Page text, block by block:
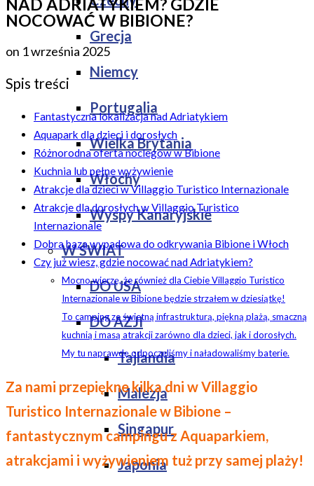
Grecja
Niemcy
Portugalia
Wielka Brytania
Włochy
Wyspy Kanaryjskie
W ŚWIAT
DO USA
DO AZJI
Tajlandia
Malezja
Singapur
Japonia
NAD ADRIATYKIEM? GDZIE
NOCOWAĆ W BIBIONE?
on 1 września 2025
Spis treści
Fantastyczna lokalizacja nad Adriatykiem
Aquapark dla dzieci i dorosłych
Różnorodna oferta noclegów w Bibione
Kuchnia lub pełne wyżywienie
Atrakcje dla dzieci w Villaggio Turistico Internazionale
Atrakcje dla dorosłych w Villaggio Turistico
Internazionale
Dobra baza wypadowa do odkrywania Bibione i Włoch
Czy już wiesz, gdzie nocować nad Adriatykiem?
Mocno wierzę, że również dla Ciebie Villaggio Turistico
Internazionale w Bibione będzie strzałem w dziesiątkę!
To camping ze świetną infrastrukturą, piękną plażą, smaczną
kuchnią i masą atrakcji zarówno dla dzieci, jak i dorosłych.
My tu naprawdę odpoczęliśmy i naładowaliśmy baterie.
Za nami przepiękne kilka dni w Villaggio
Turistico Internazionale w Bibione –
fantastycznym campingu z Aquaparkiem,
atrakcjami i wyżywieniem tuż przy samej plaży!